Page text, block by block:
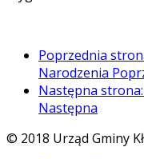
Poprzednia
Narodzenia
Następna
Następna
© 2018 Urząd Gminy